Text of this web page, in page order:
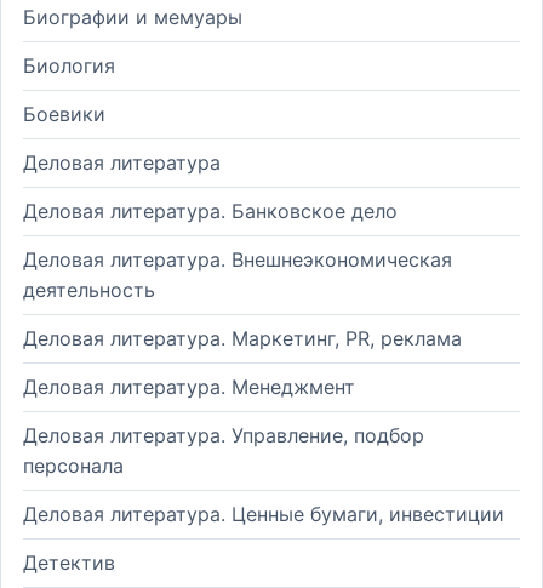
Биографии и мемуары
Биология
Боевики
Деловая литература
Деловая литература. Банковское дело
Деловая литература. Внешнеэкономическая
деятельность
Деловая литература. Маркетинг, PR, реклама
Деловая литература. Менеджмент
Деловая литература. Управление, подбор
персонала
Деловая литература. Ценные бумаги, инвестиции
Детектив